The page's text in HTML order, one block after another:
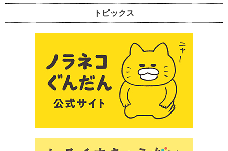
トピックス